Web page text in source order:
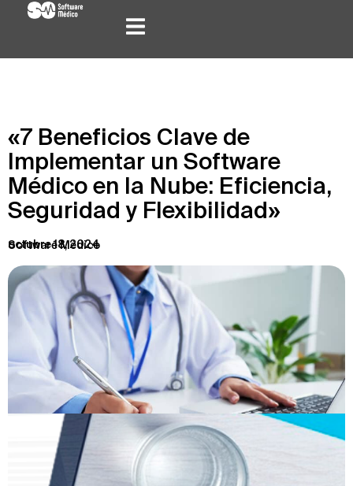
«7 Beneficios Clave de
Implementar un Software
Médico en la Nube: Eficiencia,
Seguridad y Flexibilidad»
octubre 18, 2024
Software Médico